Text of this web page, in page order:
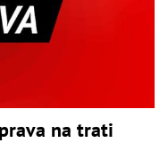
na trati